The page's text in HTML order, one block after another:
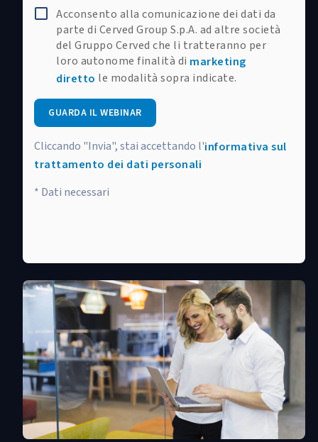
Acconsento alla comunicazione dei dati da
parte di Cerved Group S.p.A. ad altre società
del Gruppo Cerved che li tratteranno per
loro autonome finalità di marketing
diretto le modalità sopra indicate.
GUARDA IL WEBINAR
Cliccando "Invia", stai accettando l'informativa sul
trattamento dei dati personali
* Dati necessari